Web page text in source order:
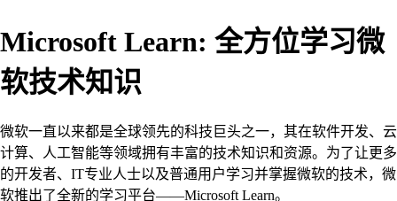
Microsoft Learn: 全方位学习微
软技术知识
微软一直以来都是全球领先的科技巨头之一，其在软件开发、云
计算、人工智能等领域拥有丰富的技术知识和资源。为了让更多
的开发者、IT专业人士以及普通用户学习并掌握微软的技术，微
软推出了全新的学习平台——Microsoft Learn。